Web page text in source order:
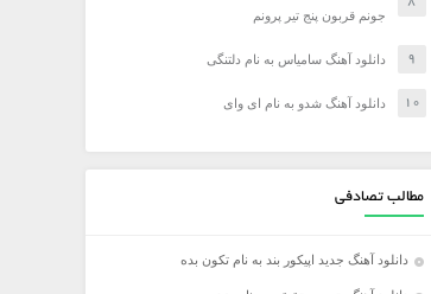
جونم قربون پنج تیر پرونم
دانلود آهنگ سامیاس به نام دلتنگی
دانلود آهنگ شدو به نام ای وای
مطالب تصادفی
دانلود آهنگ جدید اپیکور بند به نام تکون بده